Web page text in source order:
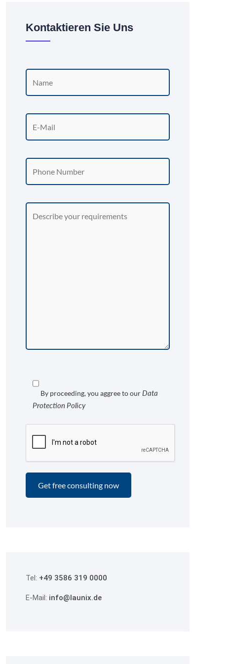
Kontaktieren Sie Uns
By proceeding, you aggree to our Data
Protection Policy
Tel: +49 3586 319 0000
E-Mail: info@launix.de